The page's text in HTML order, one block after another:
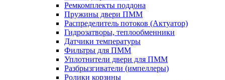
Ремкомплекты поддона
Пружины двери ПММ
Распределитель потоков (Актуатор)
Гидрозатворы, теплообменники
Датчики температуры
Фильтры для ПММ
Уплотнители двери для ПММ
Разбрызгиватели (импеллеры)
Ролики корзины